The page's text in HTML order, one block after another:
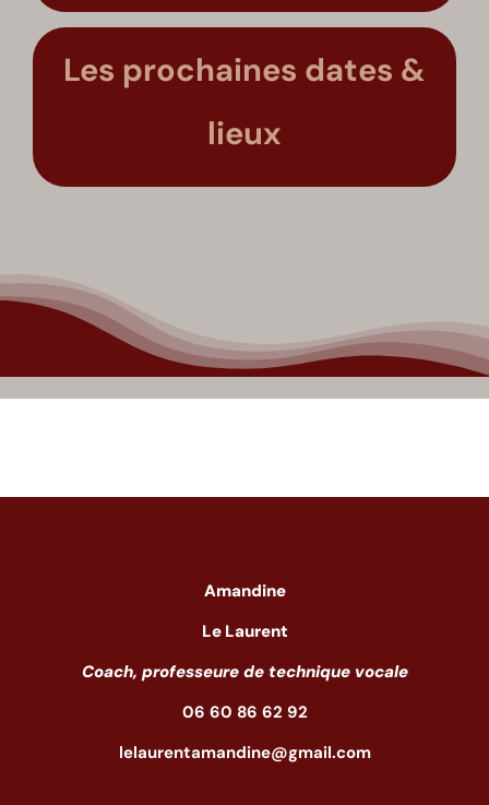
Les prochaines dates &
lieux
Amandine
Le Laurent
Coach, professeure de technique vocale
06 60 86 62 92
lelaurentamandine@gmail.com